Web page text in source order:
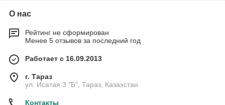
О нас
Рейтинг не сформирован
Менее 5 отзывов за последний год
Работает с 16.09.2013
г. Тараз
ул. Исатая 3 "Б", Тараз, Казахстан
Контакты